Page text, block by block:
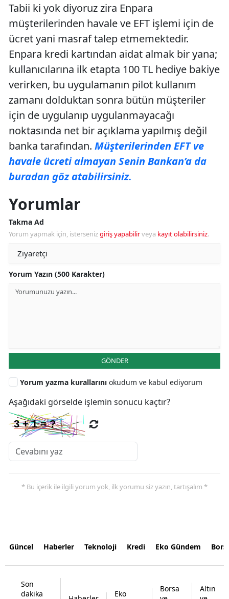
Tabii ki yok diyoruz zira Enpara
müşterilerinden havale ve EFT işlemi için de
ücret yani masraf talep etmemektedir.
Enpara kredi kartından aidat almak bir yana;
kullanıcılarına ilk etapta 100 TL hediye bakiye
verirken, bu uygulamanın pilot kullanım
zamanı dolduktan sonra bütün müşteriler
için de uygulanıp uygulanmayacağı
noktasında net bir açıklama yapılmış değil
banka tarafından. Müşterilerinden EFT ve
havale ücreti almayan Senin Bankan’a da
buradan göz atabilirsiniz.
Yorumlar
Takma Ad
Yorum yapmak için, istersenizgiriş yapabilirveya kayıt olabilirsiniz.
Yorum Yazın (500 Karakter)
GÖNDER
Yorum yazma kurallarını okudum ve kabul ediyorum
Aşağıdaki görselde işlemin sonucu kaçtır?
* Bu içerik ile ilgili yorum yok, ilk yorumu siz yazın, tartışalım *
Güncel Haberler Teknoloji Kredi Eko Gündem
Son
dakika
Eko
Borsa
Altın